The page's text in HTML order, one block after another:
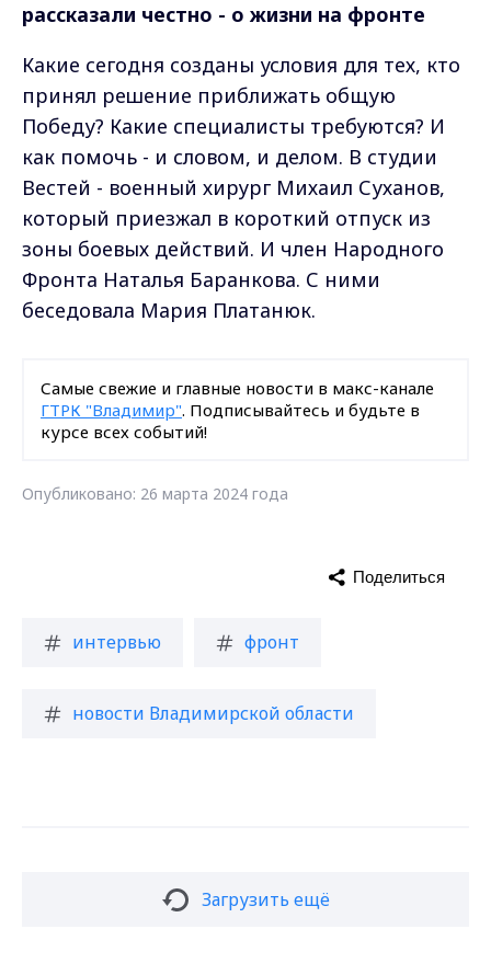
рассказали честно - о жизни на фронте
Какие сегодня созданы условия для тех, кто
принял решение приближать общую
Победу? Какие специалисты требуются? И
как помочь - и словом, и делом. В студии
Вестей - военный хирург Михаил Суханов,
который приезжал в короткий отпуск из
зоны боевых действий. И член Народного
Фронта Наталья Баранкова. С ними
беседовала Мария Платанюк.
Самые свежие и главные новости в макс-канале
ГТРК "Владимир". Подписывайтесь и будьте в
курсе всех событий!
Опубликовано: 26 марта 2024 года
интервью фронт
новости Владимирской области
Поделиться
Загрузить ещё